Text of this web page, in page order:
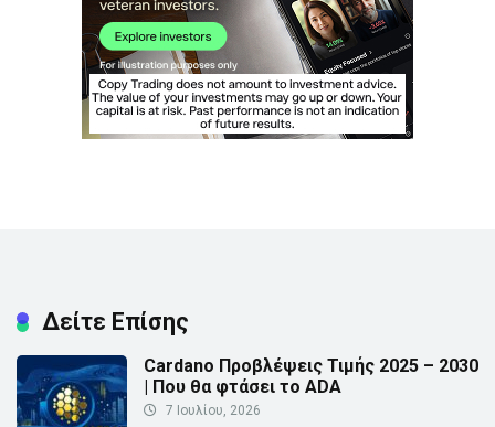
Δείτε Επίσης
Cardano Προβλέψεις Τιμής 2025 – 2030
| Που θα φτάσει το ADA
7 Ιουλίου, 2026